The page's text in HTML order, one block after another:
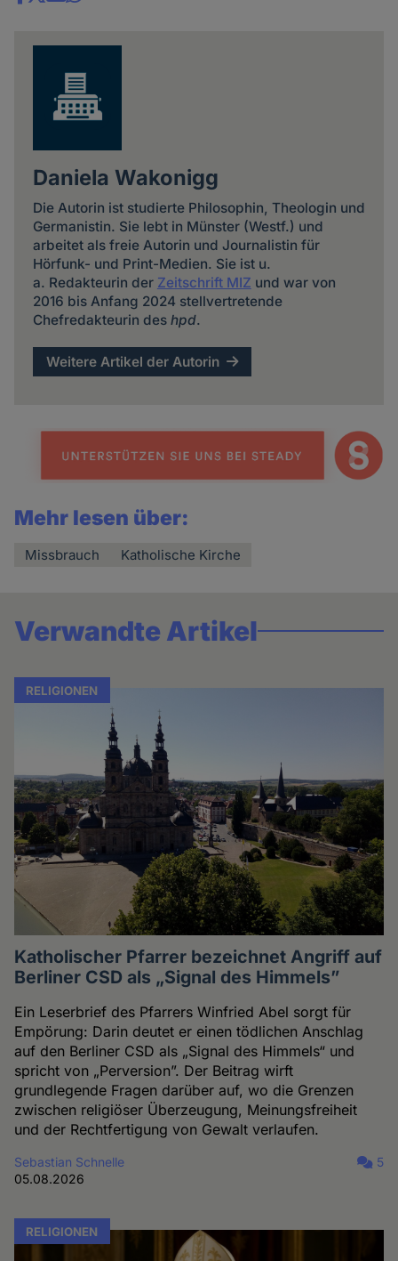
Share
Daniela Wakonigg
Die Autorin ist studierte Philosophin, Theologin und
Germanistin. Sie lebt in Münster (Westf.) und
arbeitet als freie Autorin und Journalistin für
Hörfunk- und Print-Medien. Sie ist u.
a. Redakteurin der Zeitschrift MIZ und war von
2016 bis Anfang 2024 stellvertretende
Chefredakteurin des hpd.
Weitere Artikel der Autorin
Mehr lesen über:
Missbrauch Katholische Kirche
Verwandte Artikel
RELIGIONEN
Katholischer Pfarrer bezeichnet Angriff auf
Berliner CSD als „Signal des Himmels”
Ein Leserbrief des Pfarrers Winfried Abel sorgt für
Empörung: Darin deutet er einen tödlichen Anschlag
auf den Berliner CSD als „Signal des Himmels“ und
spricht von „Perversion”. Der Beitrag wirft
grundlegende Fragen darüber auf, wo die Grenzen
zwischen religiöser Überzeugung, Meinungsfreiheit
und der Rechtfertigung von Gewalt verlaufen.
Sebastian Schnelle
05.08.2026
5
RELIGIONEN